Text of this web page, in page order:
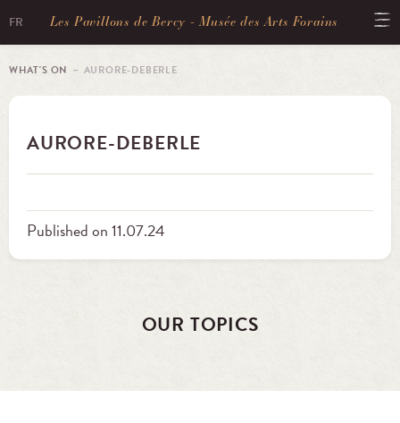
FR Les Pavillons de Bercy - Musée des Arts Forains
WHAT'S ON － AURORE-DEBERLE
AURORE-DEBERLE
Published on 11.07.24
OUR TOPICS